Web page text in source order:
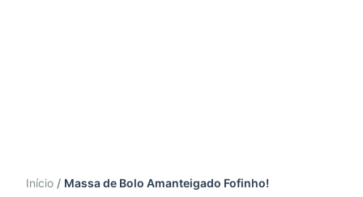
Início Massa de Bolo Amanteigado Fofinho!